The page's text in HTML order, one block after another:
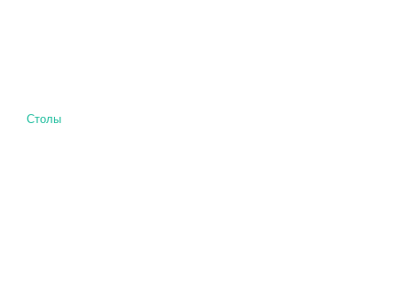
Столы